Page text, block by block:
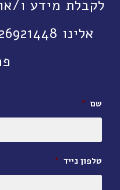
לקבלת מידע ו/
שם *
טלפון נייד *